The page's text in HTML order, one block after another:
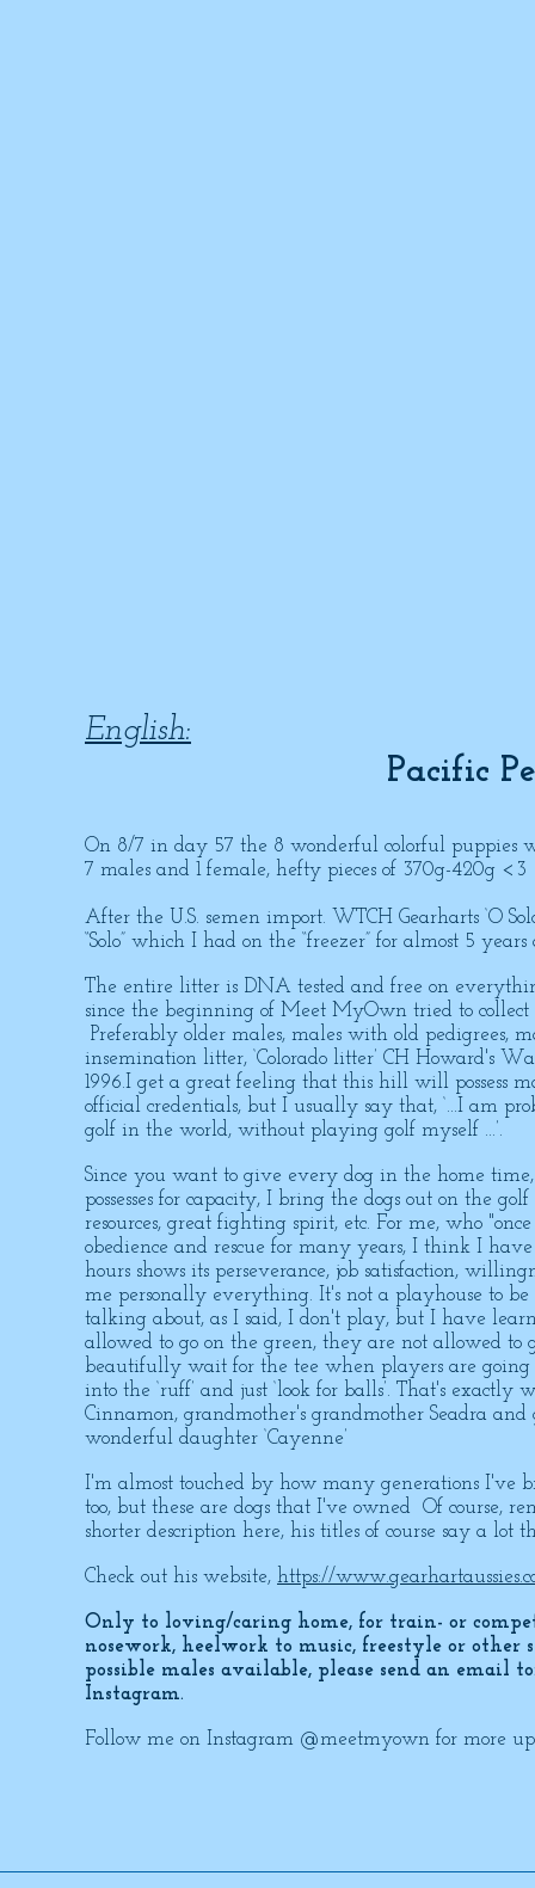
English:
Pacific
On 8/7 in day 57 the 8 wonderful colorful puppies
7 males and 1 female, hefty pieces of 370g-420g <3
After the U.S. semen import. WTCH Gearharts ‘O
“Solo” which I had on the “freezer” for almost 5
The entire litter is DNA tested and free on
since the beginning of Meet MyOwn tried to collect
Preferably older males, males with old pedigrees,
insemination litter, ‘Colorado litter’ CH Howard's
1996.I get a great feeling that this hill will possess
official credentials, but I usually say that, ‘...I am
golf in the world, without playing golf myself ...’.
Since you want to give every dog in the home
possesses for capacity, I bring the dogs out on the
resources, great fighting spirit, etc. For me, who
obedience and rescue for many years, I think I
hours shows its perseverance, job satisfaction,
me personally everything. It's not a playhouse to
talking about, as I said, I don't play, but I have
allowed to go on the green, they are not allowed
beautifully wait for the tee when players are
into the ‘ruff’ and just ‘look for balls’. That's
Cinnamon, grandmother's grandmother Seadra
wonderful daughter ‘Cayenne’
I'm almost touched by how many generations I've
too, but these are dogs that I've owned Of course,
shorter description here, his titles of course say a lot
Check out his website, https://
Only to loving/caring home, for train- or
nosework, heelwork to music, freestyle or
possible males available, please send an email
Instagram.
Follow me on Instagram @meetmyown for more